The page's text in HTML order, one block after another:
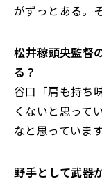
がずっとある。
――松井稼頭央監
る？
谷口「肩も持ち
くないと思って
なと思っています
――野手として武